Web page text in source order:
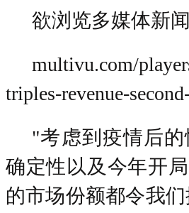
欲浏览多媒体新
multivu.com/
triples-revenue-
"考虑到疫情后
确定性以及今年开
的市场份额都令我们